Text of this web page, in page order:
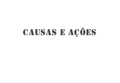
CAUSAS E AÇÕES